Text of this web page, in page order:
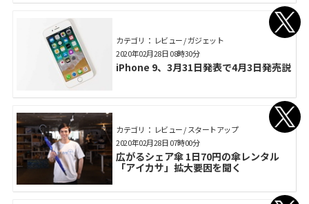
カテゴリ： レビュー / ガジェット
iPhone 9、3月31日発表で4月3日発売説
2020年02月28日 08時30分
カテゴリ： レビュー / スタートアップ
広がるシェア傘 1日70円の傘レンタル
「アイカサ」拡大要因を聞く
2020年02月28日 07時00分